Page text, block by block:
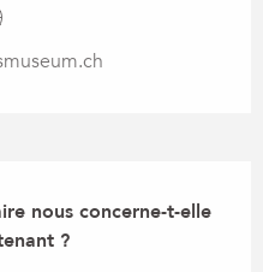
nous concerne-t-elle
?